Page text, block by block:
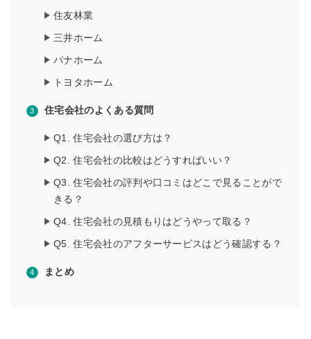
住友林業
三井ホーム
パナホーム
トヨタホーム
住宅会社のよくある質問
Q1. 住宅会社の選び方は？
Q2. 住宅会社の比較はどうすればいい？
Q3. 住宅会社の評判や口コミはどこで見ることがで
きる？
Q4. 住宅会社の見積もりはどうやって取る？
Q5. 住宅会社のアフターサービスはどう確認する？
まとめ